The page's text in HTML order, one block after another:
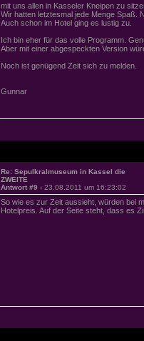
mit uns allen in Kasseler Kneipen zu
Wir hatten letztesmal jede Menge Spaß.
Auch schon im Hotel ging es lustig zu.
Ich bin eher für das volle Programm.
Aber mit einer abgespeckten Version
Noch ist genügend Zeit sich zu melden.
Gunnar
Re: Sepulkralmuseum in Kassel die
ZWEITE
Antwort #9 - 23.08.2011 um 16:23:02
So wie es zur Zeit aussieht, würden bei
Hotelpreis. Auf der Seite steht, dass es